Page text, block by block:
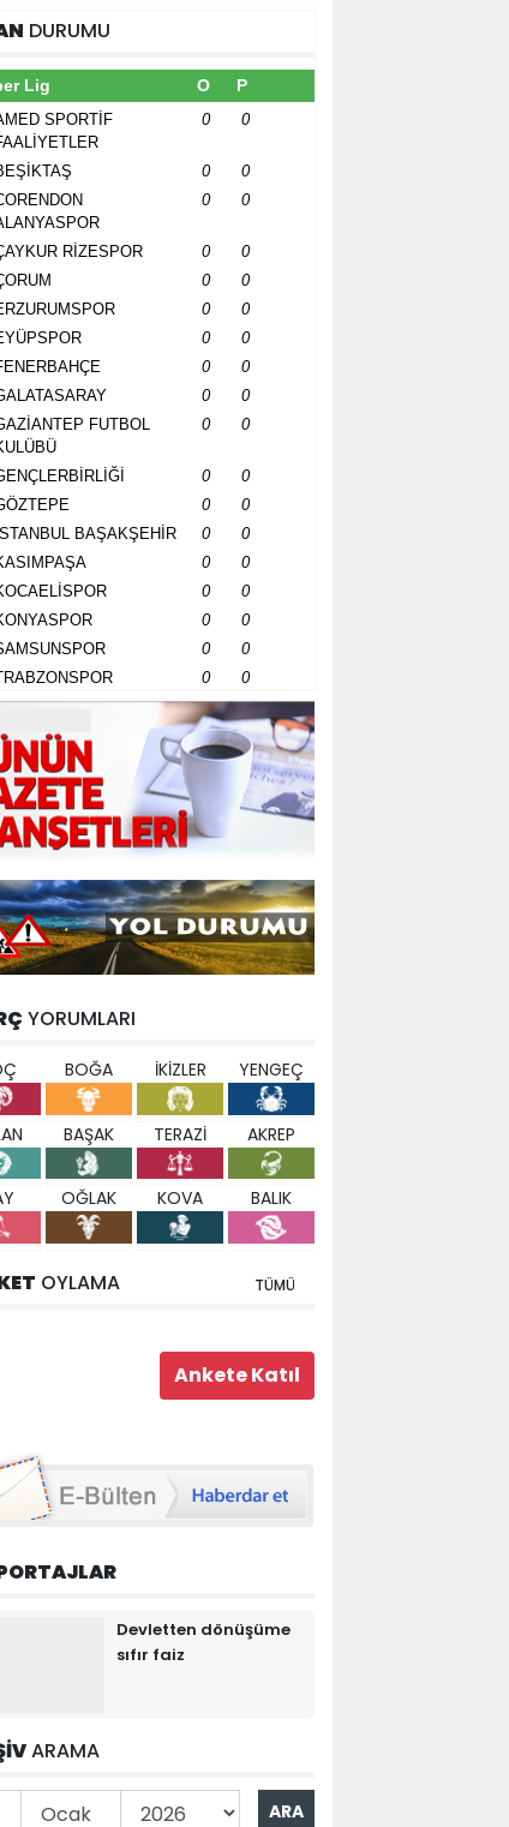
DURUMU
Lig O P
SPORTİF
0 0
0
0
0 0
RİZESPOR 0
0
0
0
0
0
0
0
0
0
0
0
FUTBOL
0 0
0
0
0
0
İSTANBUL BAŞAKŞEHİR 0
0
0
0
0
0
0
0
0
0
0 0
YORUMLARI
BOĞA İKİZLER YENGEÇ
BAŞAK TERAZİ AKREP
OĞLAK KOVA BALIK
OYLAMA TÜMÜ
Devletten dönüşüme
sıfır faiz
ARAMA